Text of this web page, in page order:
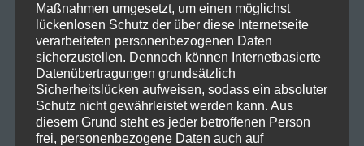
Beitragsnavigation
PREVIOUS POST
Live on Stage: 2025-08-
03 Extreme @Technikum
München
NEXT POST
Vorankündigung: 2025-
10-30 The Offspring –
Supercharged Worldwide
in ’25 @Olympiahalle
München
Maßnahmen umgesetzt, um einen möglichst
lückenlosen Schutz der über diese Internetseite
verarbeiteten personenbezogenen Daten
sicherzustellen. Dennoch können Internetbasierte
Datenübertragungen grundsätzlich
Sicherheitslücken aufweisen, sodass ein absoluter
Schutz nicht gewährleistet werden kann. Aus
diesem Grund steht es jeder betroffenen Person
frei, personenbezogene Daten auch auf